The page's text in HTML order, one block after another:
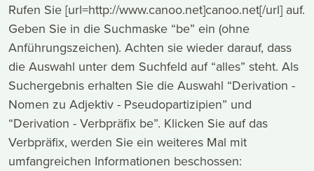
Rufen Sie [url=http://www.canoo.net]canoo.net[/url] auf.
Geben Sie in die Suchmaske “be” ein (ohne
Anführungszeichen). Achten sie wieder darauf, dass
die Auswahl unter dem Suchfeld auf “alles” steht. Als
Suchergebnis erhalten Sie die Auswahl “Derivation -
Nomen zu Adjektiv - Pseudopartizipien” und
“Derivation - Verbpräfix be”. Klicken Sie auf das
Verbpräfix, werden Sie ein weiteres Mal mit
umfangreichen Informationen beschossen: